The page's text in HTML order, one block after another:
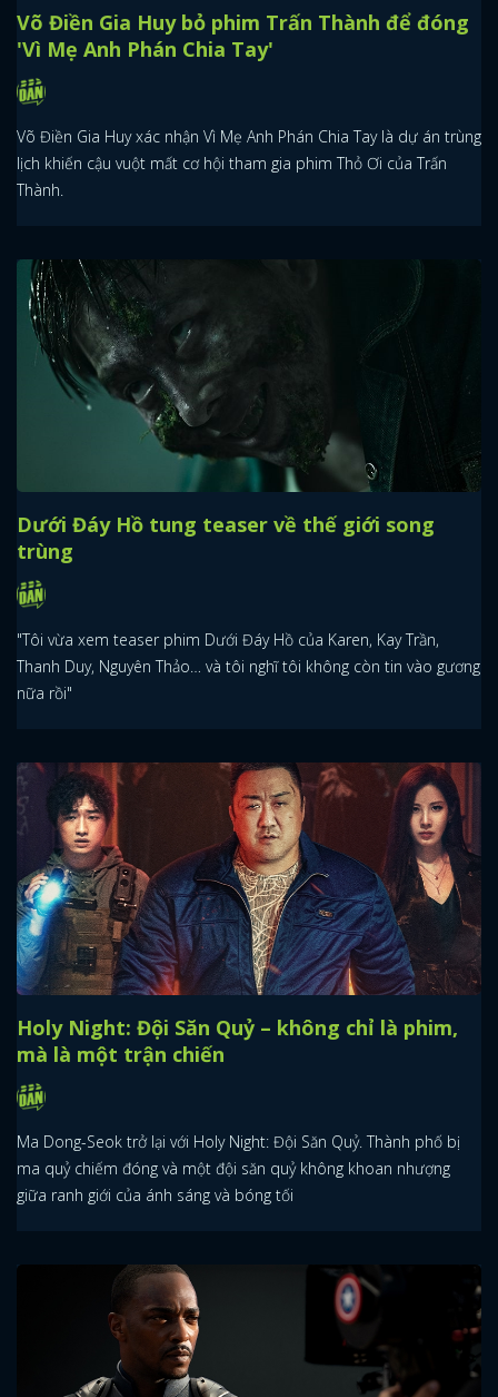
Võ Điền Gia Huy bỏ phim Trấn Thành để đóng
'Vì Mẹ Anh Phán Chia Tay'
Võ Điền Gia Huy xác nhận Vì Mẹ Anh Phán Chia Tay là dự án trùng
lịch khiến cậu vuột mất cơ hội tham gia phim Thỏ Ơi của Trấn
Thành.
Dưới Đáy Hồ tung teaser về thế giới song
trùng
"Tôi vừa xem teaser phim Dưới Đáy Hồ của Karen, Kay Trần,
Thanh Duy, Nguyên Thảo… và tôi nghĩ tôi không còn tin vào gương
nữa rồi"
Holy Night: Đội Săn Quỷ – không chỉ là phim,
mà là một trận chiến
Ma Dong-Seok trở lại với Holy Night: Đội Săn Quỷ. Thành phố bị
ma quỷ chiếm đóng và một đội săn quỷ không khoan nhượng
giữa ranh giới của ánh sáng và bóng tối